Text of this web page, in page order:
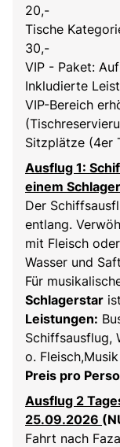
20,-
Tische
30,-
VIP - Paket:
Inkludierte
VIP-Bereich
Sitzplätze (4er
Ausflug 1:
einem
Der
entlang.
mit Fleisch
Wasser und
Für
Schlagerstar
Leistungen:
Schiffsausflug,
o. Fleisch,Musik
Preis pro
Ausflug 2
25.09.2026
Fahrt nach